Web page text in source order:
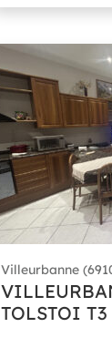
Villeurbanne
TOLSTOI T3